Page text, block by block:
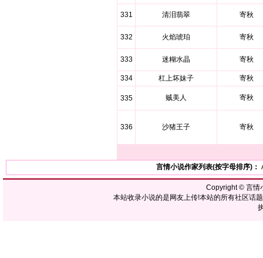
331 清泪翡翠 寄秋
332 火焰琥珀 寄秋
333 迷糊水晶 寄秋
334 杠上坏妹子 寄秋
335 贼美人 寄秋
336 沙猪王子 寄秋
言情小说作家列表(按字母排序)：
Copyright © 言情
本站收录小说的是网友上传!本站的所有社区话